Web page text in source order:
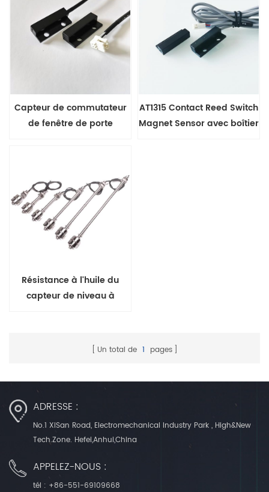
Capteur de commutateur
de fenêtre de porte
AT1315 Contact Reed Switch
Magnet Sensor avec boîtier
Résistance à l'huile du
capteur de niveau à
Un total de 1 pages
ADRESSE :
No.1 XiSan Road, Electromechanical Industry Park , High&New
Tech.Zone. Hefei,Anhui,China
APPELEZ-NOUS :
tél : +86-551-69109668